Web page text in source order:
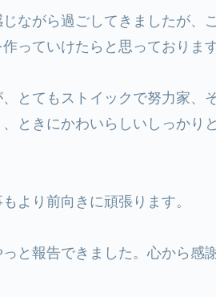
ながら過ごしてきましたが、
っていけたらと思っております
とてもストイックで努力家、
ときにかわいらしいしっかり
より前向きに頑張ります。
と報告できました。心から感